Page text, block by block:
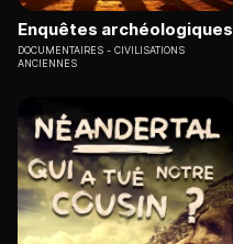
Enquêtes archéologiques
DOCUMENTAIRES
CIVILISATIONS
ANCIENNES